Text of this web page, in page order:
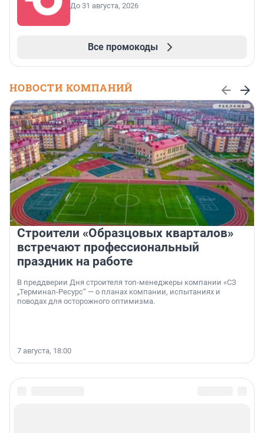
До 31 августа, 2026
Все промокоды
НОВОСТИ КОМПАНИЙ
Строители «Образцовых кварталов»
встречают профессиональный
праздник на работе
В преддверии Дня строителя топ-менеджеры компании «СЗ
„Терминал-Ресурс“ — о планах компании, испытаниях и
поводах для осторожного оптимизма.
7 августа, 18:00